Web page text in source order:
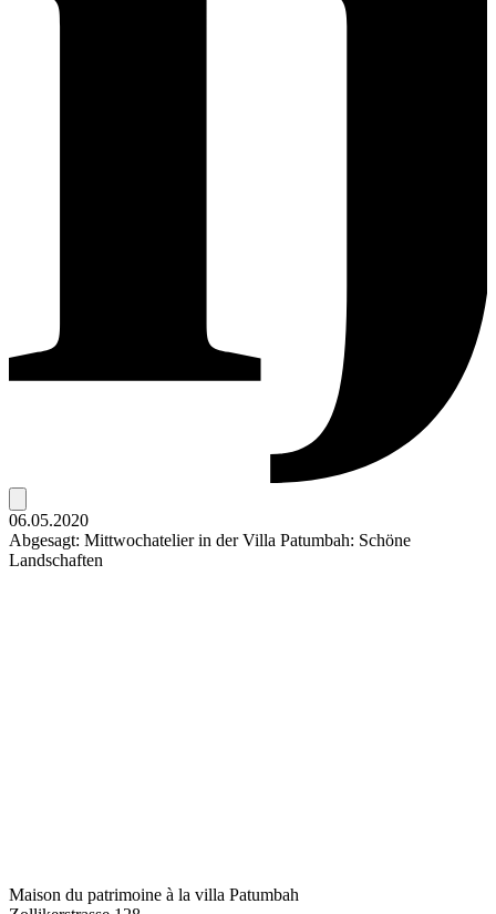
06.05.2020
Abgesagt: Mittwochatelier in der Villa Patumbah: Schöne
Landschaften
Maison du patrimoine à la villa Patumbah